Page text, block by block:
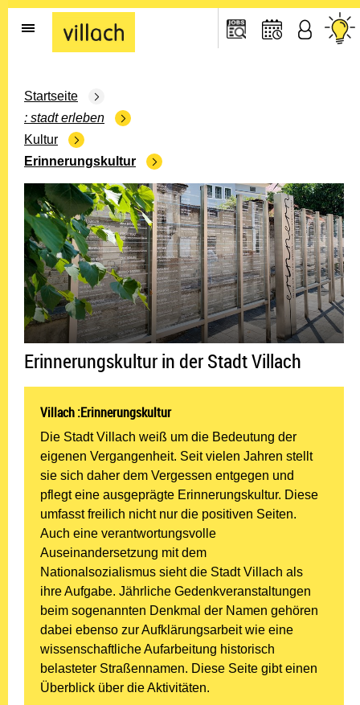
Gehe zur Startseite
Startseite
stadt erleben
Kultur
Erinnerungskultur
Erinnerungskultur in der Stadt Villach
Villach :Erinnerungskultur
Die Stadt Villach weiß um die Bedeutung der
eigenen Vergangenheit. Seit vielen Jahren stellt
sie sich daher dem Vergessen entgegen und
pflegt eine ausgeprägte Erinnerungskultur. Diese
umfasst freilich nicht nur die positiven Seiten.
Auch eine verantwortungsvolle
Auseinandersetzung mit dem
Nationalsozialismus sieht die Stadt Villach als
ihre Aufgabe. Jährliche Gedenkveranstaltungen
beim sogenannten Denkmal der Namen gehören
dabei ebenso zur Aufklärungsarbeit wie eine
wissenschaftliche Aufarbeitung historisch
belasteter Straßennamen. Diese Seite gibt einen
Überblick über die Aktivitäten.